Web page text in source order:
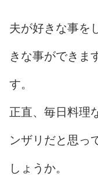
夫が好きな事を
きな事ができま
す。
正直、毎日料理
ンザリだと思っ
しょうか。